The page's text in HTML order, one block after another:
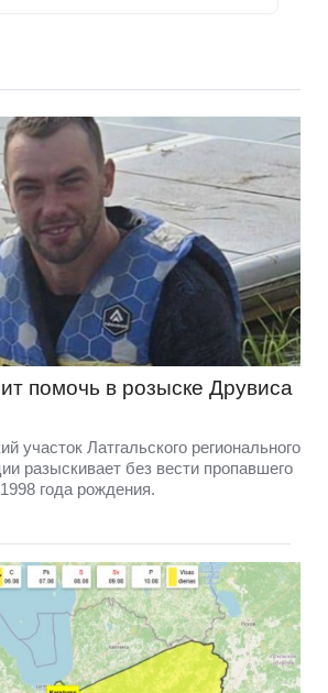
помочь в розыске Друвиса
участок Латгальского регионального
разыскивает без вести пропавшего
года рождения.